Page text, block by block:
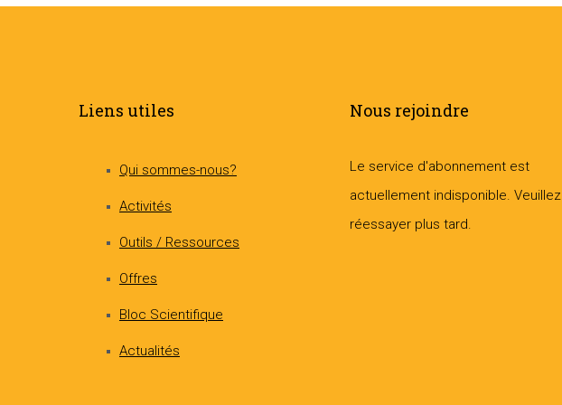
Liens utiles
Qui sommes-nous?
Activités
Outils / Ressources
Offres
Bloc Scientifique
Actualités
Nous rejoindre
Le service d'abonnement est
actuellement indisponible. Veuillez
réessayer plus tard.